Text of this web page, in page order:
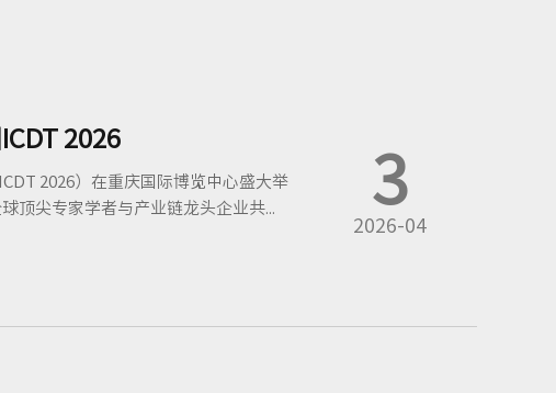
2026
2026）在重庆国际博览中心盛大举
顶尖专家学者与产业链龙头企业共...
3
2026-04